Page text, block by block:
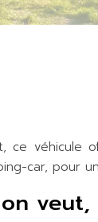
véhicule
car, pour